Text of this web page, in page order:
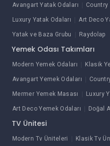
Avangart Yatak Odaları Country
Luxury Yatak Odaları Art Deco
Yatak ve Baza Grubu Raydolap
Yemek Odası Takımları
Modern Yemek Odaları Klasik
Avangart Yemek Odaları
Mermer Yemek Masası Luxury
Art Deco Yemek Odaları Doğal
TV Ünitesi
Modern Tv Üniteleri Klasik Tv